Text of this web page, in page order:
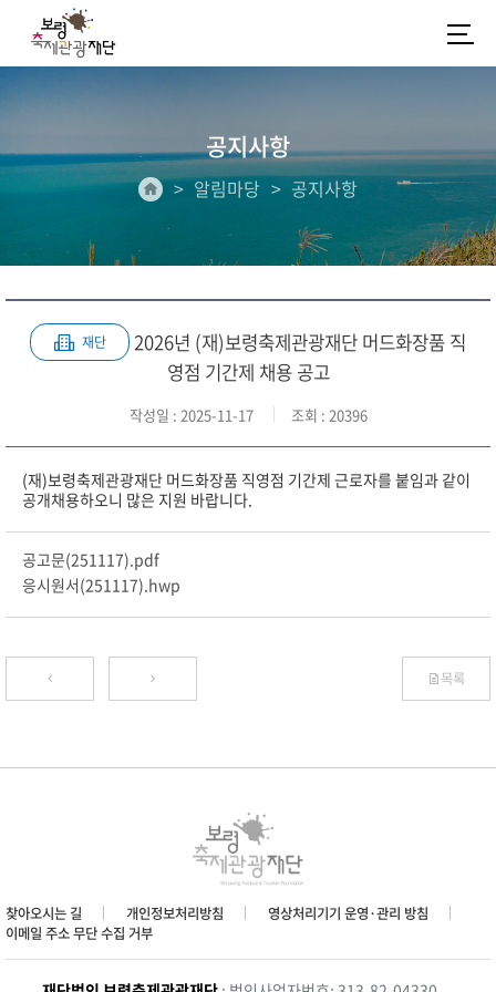
공지사항
알림마당 공지사항
재단
2026년 (재)보령축제관광재단 머드화장품 직
영점 기간제 채용 공고
작성일 : 2025-11-17 조회 : 20396
(재)보령축제관광재단 머드화장품 직영점 기간제 근로자를 붙임과 같이
공개채용하오니 많은 지원 바랍니다.
공고문(251117).pdf
응시원서(251117).hwp
목록
찾아오시는 길 개인정보처리방침
영상처리기기 운영·관리 방침
이메일 주소 무단 수집 거부